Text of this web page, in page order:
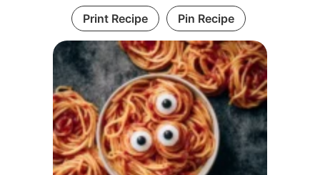
Print Recipe Pin Recipe